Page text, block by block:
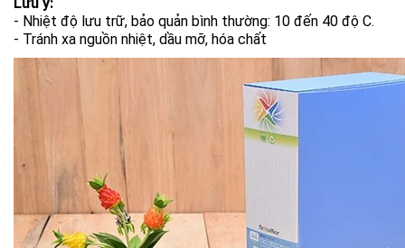
- Nhiệt độ lưu trữ, bảo quản bình thường: 10 đến 40 độ C.
- Tránh xa nguồn nhiệt, dầu mỡ, hóa chất